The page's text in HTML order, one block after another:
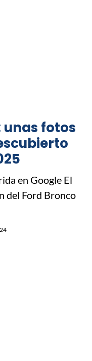
unas fotos
en Google El
del Ford Bronco